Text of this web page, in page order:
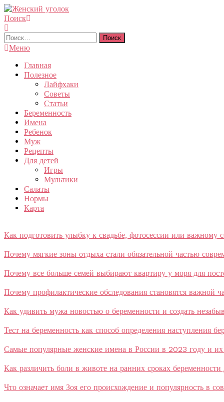
Перейти
к
содержимому
Женский уголок
Поиск
Найти:
Меню
Главная
Полезное
Лайфхаки
Советы
Статьи
Беременность
Имена
Ребенок
Муж
Рецепты
Для детей
Игры
Мультики
Салаты
Нормы
Карта
Как подготовить улыбку к свадьбе, фотосессии или важному
Почему мягкие зоны отдыха стали обязательной частью
Почему все больше семей выбирают квартиру у моря для
Почему профилактические обследования становятся важной
Как удивить мужа новостью о беременности и создать
Тест на беременность как способ определения наступления
Самые популярные женские имена в России в 2023 году и их
Как различить боли в животе на ранних сроках
Что означает имя Зоя его происхождение и популярность в